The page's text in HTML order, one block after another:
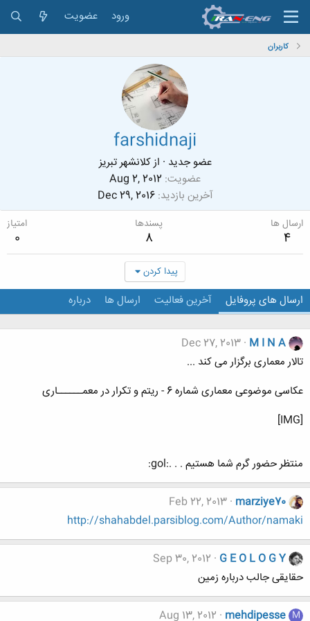
ورود عضویت
کاربران
farshidnaji
عضو جدید · ازکلانشهر تبریز
عضویت Aug 2, 2012
آخرین بازدید Dec 29, 2016
ارسال ها
4
پسندها
8
امتیاز
0
پیدا کردن
ارسال های پروفایل آخرین فعالیت ارسال ها درباره
M I N A
Dec 27, 2013
تالار معماری برگزار می کند ...
عکاسی موضوعی معماری شماره 6 - ریتم و تکرار در معمــــــاری
[IMG]
منتظر حضور گرم شما هستیم . . .:gol:
marziye70
Feb 22, 2013
http://shahabdel.parsiblog.com/Author/namaki
G E O L O G Y
Sep 30, 2012
حقایقی جالب درباره زمین
M
mehdipesse
Aug 13, 2012